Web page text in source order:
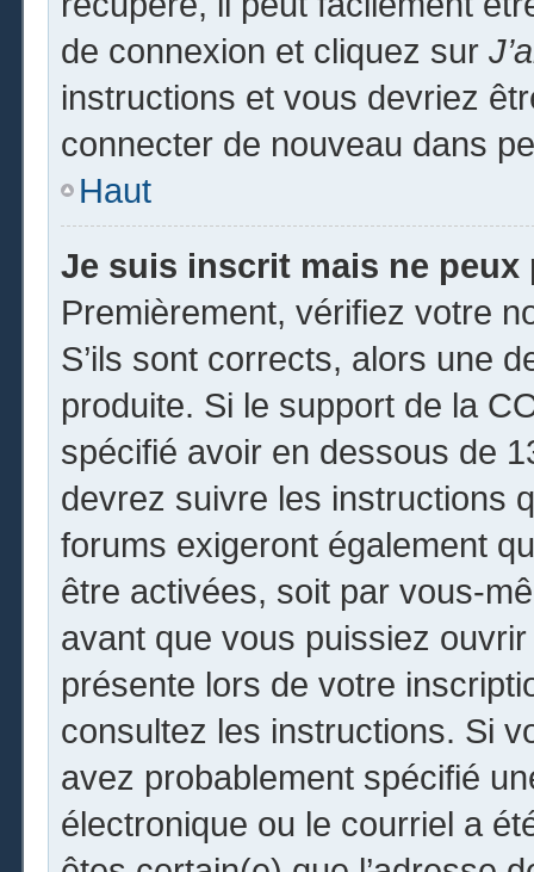
de connexion et cliquez sur
instructions et vous devriez
connecter de nouveau dans
Haut
Je suis inscrit mais ne peux
Premièrement, vérifiez votre
S’ils sont corrects, alors une
produite. Si le support de la
spécifié avoir en dessous de
devrez suivre les instructions
forums exigeront également
être activées, soit par vous-
avant que vous puissiez
présente lors de votre
consultez les instructions. Si
avez probablement spécifié
électronique ou le courriel a